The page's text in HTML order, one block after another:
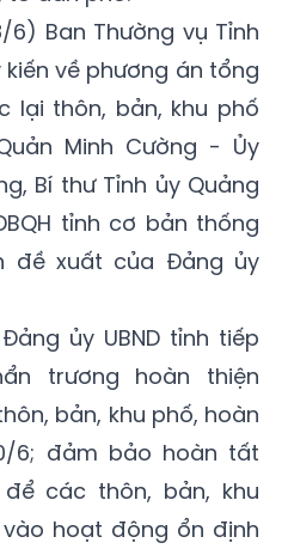
Ban Thường vụ Tỉnh
về phương án tổng
lại thôn, bản, khu phố
Minh Cường - Ủy
Bí thư Tỉnh ủy Quảng
tỉnh cơ bản thống
đề xuất của Đảng ủy
ủy UBND tỉnh tiếp
trương hoàn thiện
bản, khu phố, hoàn
6; đảm bảo hoàn tất
các thôn, bản, khu
hoạt động ổn định